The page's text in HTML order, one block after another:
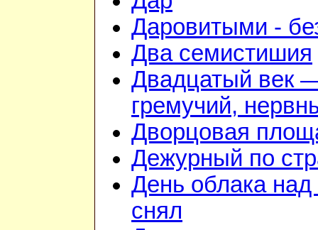
Даровитыми -
Два семистишия
Двадцатый век
гремучий,
Дворцовая
Дежурный по
День облака
снял